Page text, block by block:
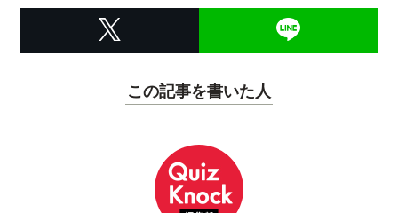
この記事を書いた人